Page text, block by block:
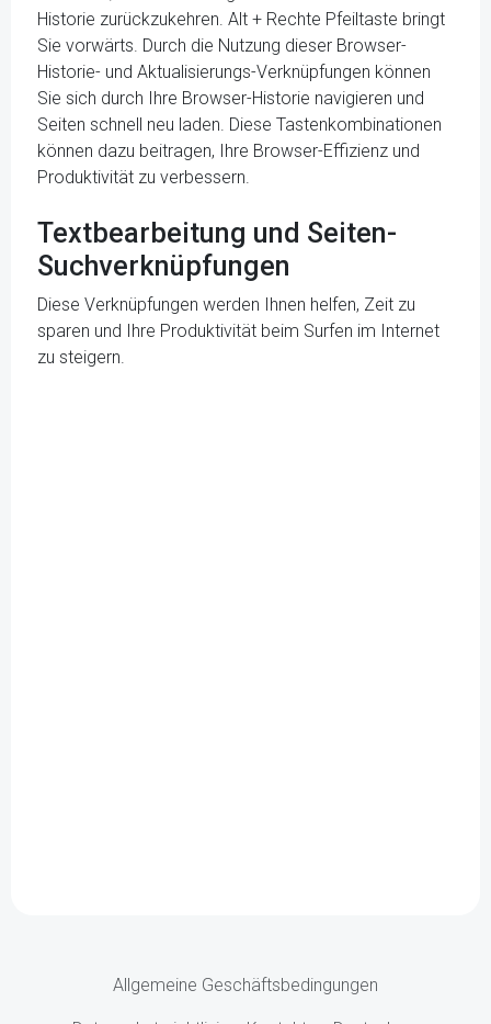
Historie zurückzukehren. Alt + Rechte Pfeiltaste bringt
Sie vorwärts. Durch die Nutzung dieser Browser-
Historie- und Aktualisierungs-Verknüpfungen können
Sie sich durch Ihre Browser-Historie navigieren und
Seiten schnell neu laden. Diese Tastenkombinationen
können dazu beitragen, Ihre Browser-Effizienz und
Produktivität zu verbessern.
Textbearbeitung und Seiten-
Suchverknüpfungen
Diese Verknüpfungen werden Ihnen helfen, Zeit zu
sparen und Ihre Produktivität beim Surfen im Internet
zu steigern.
Allgemeine Geschäftsbedingungen